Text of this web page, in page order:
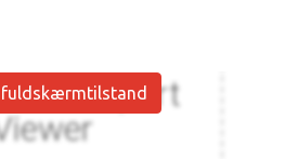
fuldskærmtilstand